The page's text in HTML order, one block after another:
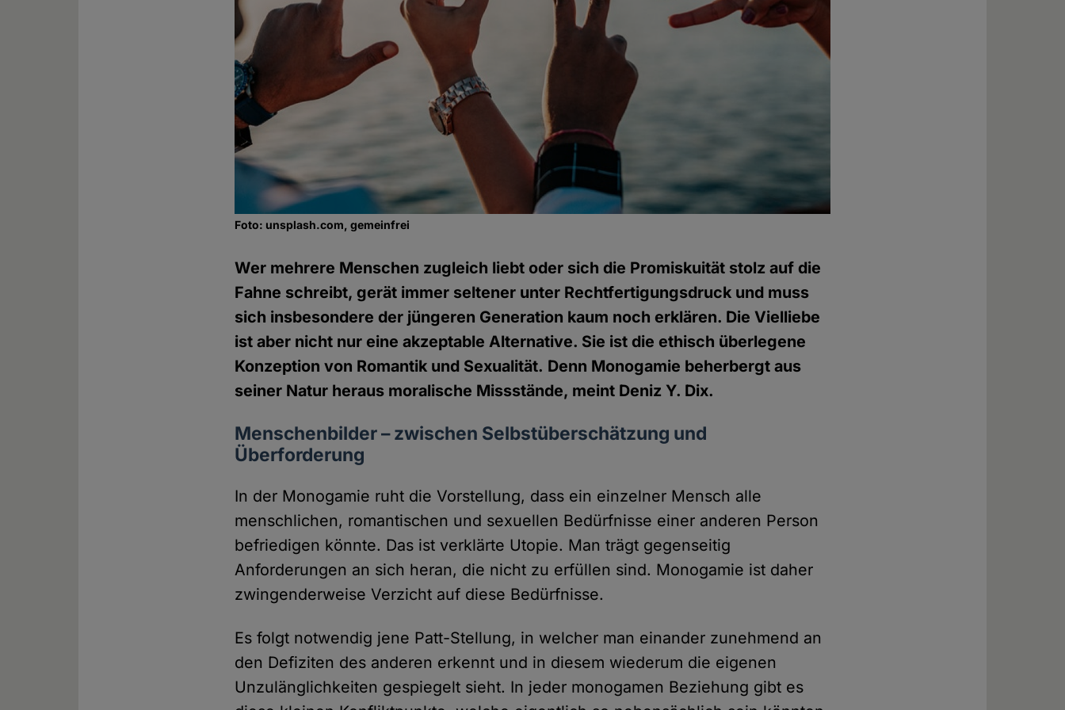
Foto: unsplash.com, gemeinfrei
Wer mehrere Menschen zugleich liebt oder sich die Promiskuität stolz auf die
Fahne schreibt, gerät immer seltener unter Rechtfertigungsdruck und muss
sich insbesondere der jüngeren Generation kaum noch erklären. Die Vielliebe
ist aber nicht nur eine akzeptable Alternative. Sie ist die ethisch überlegene
Konzeption von Romantik und Sexualität. Denn Monogamie beherbergt aus
seiner Natur heraus moralische Missstände, meint Deniz Y. Dix.
Menschenbilder – zwischen Selbstüberschätzung und
Überforderung
In der Monogamie ruht die Vorstellung, dass ein einzelner Mensch alle
menschlichen, romantischen und sexuellen Bedürfnisse einer anderen Person
befriedigen könnte. Das ist verklärte Utopie. Man trägt gegenseitig
Anforderungen an sich heran, die nicht zu erfüllen sind. Monogamie ist daher
zwingenderweise Verzicht auf diese Bedürfnisse.
Es folgt notwendig jene Patt-Stellung, in welcher man einander zunehmend an
den Defiziten des anderen erkennt und in diesem wiederum die eigenen
Unzulänglichkeiten gespiegelt sieht. In jeder monogamen Beziehung gibt es